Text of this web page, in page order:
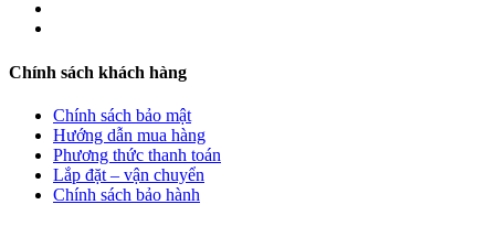
Chính sách khách hàng
Chính sách bảo mật
Hướng dẫn mua hàng
Phương thức thanh toán
Lắp đặt – vận chuyển
Chính sách bảo hành